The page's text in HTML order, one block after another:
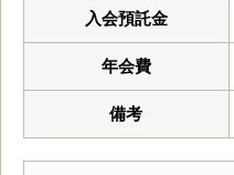
入会預託金
年会費
備考